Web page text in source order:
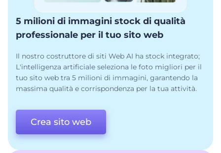
5 milioni di immagini stock di qualità
professionale per il tuo sito web
Il nostro costruttore di siti Web AI ha stock integrato;
L'intelligenza artificiale seleziona le foto migliori per il
tuo sito web tra 5 milioni di immagini, garantendo la
massima qualità e corrispondenza per la tua attività.
Crea sito web